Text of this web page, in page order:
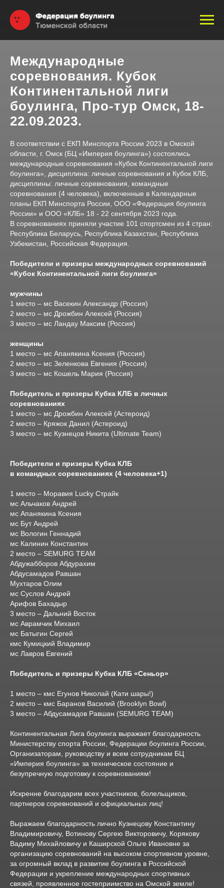
Международные
соревнования. Кубок
Континентальной лиги
боулинга, Про-тур Омск, 18-
22.09.2023.
В соответствии с ЕКП Минспорта России 2023 в Омской
области, г. Омск (БЦ «Империя боулинга») состоялись
международные соревнования «Кубок Континентальной лиги
боулинга», дисциплина: личные соревнования и Кубок КЛБ,
дисциплины: личные соревнования, командные
соревнования (4 человека), включенные в Календарные
планы ЕКП Минспорта России, ООО «Федерация боулинга
России» и ООО «КЛБ» 18 - 22 сентября 2023 года.
В соревнованиях приняли участие 101 спортсмен из 4 стран:
Республика Беларусь, Республика Казахстан, Республика
Узбекистан, Российская Федерация.
Победители и призеры международных соревнований
«Кубок Континентальной лиги боулинга»
мужчины
1 место – мс Васекин Александр (Россия)
2 место – мс Дрожбин Алексей (Россия)
3 место – мс Ландау Максим (Россия)
женщины
1 место – мс Апанякина Ксения (Россия)
2 место – мс Зеленкова Евгения (Россия)
3 место – мс Кошель Мария (Россия)
Победитель и призеры Кубка КЛБ в личных
соревнованиях
1 место – мс Дрожбин Алексей (Астероид)
2 место – Кряжок Данил (Астероид)
3 место – мс Кузнецов Никита (Ultimate Team)
Победители и призеры Кубка КЛБ
в командных соревнованиях (4 человека+1)
1 место – Моравия Lucky Страйк
мс Альчаков Андрей
мс Апанякина Ксения
мс Бут Андрей
мс Вологин Геннадий
мс Калинин Константин
2 место – SEMURG TEAM
Абдужабборов Абдурахим
Абдусамадов Равшан
Мухтаров Олим
мс Суслов Андрей
Арифов Бахадыр
3 место – Дальний Восток
мс Аврамчик Михаил
мс Батыгин Сергей
кмс Кумицкий Владимир
мс Лавров Евгений
Победитель и призеры Кубка КЛБ «Сеньор»
1 место – кмс Егунов Николай (Кати шары!)
2 место – кмс Баранов Василий (Brooklyn Bowl)
3 место – Абдусамадов Равшан (SEMURG TEAM)
Континентальная Лига боулинга выражает благодарность
Министерству спорта России, Федерации боулинга России,
Организаторам, руководству и всем сотрудникам БЦ
«Империя боулинга» за техническое состояние и
безупречную подготовку к соревнованиям!
Искренне благодарим всех участников, болельщиков,
партнеров соревнований и официальных лиц!
Выражаем благодарность лично Кузнецову Константину
Владимировичу, Вотинову Сергею Викторовичу, Корякову
Вадиму Михайловичу и Каширской Ольге Ивановне за
организацию соревнований на высоком спортивном уровне,
за огромный вклад в развитие боулинга в Российской
Федерации и укрепление международных спортивных
связей, проявленное гостеприимство на Омской земле!